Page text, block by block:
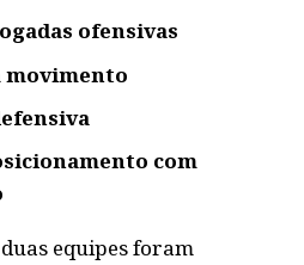
ofensivas
movimento
com
equipes foram